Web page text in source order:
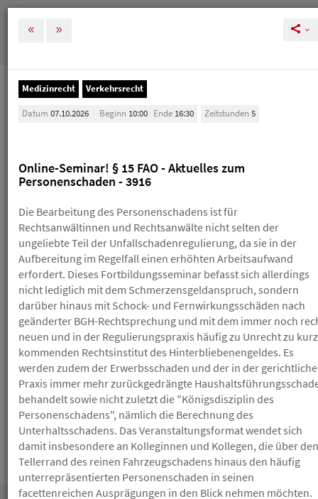
Veranstaltungen
Veranstaltungen
Melden Sie sich rechtzeitig zu unseren
Veranstaltungen an, um Ihre und unsere Planung zu
kostenlosen Absagefrist (in der Regel 10 Tage vor der
Veranstaltung) erhalten Sie einen Gutschein, den Sie
innerhalb eines Jahres für die Buchung eines neuen
HAV-Seminars einlösen können. Sollte Ihnen das
Skript schon zugegangen sein, erhalten Sie einen
Gutschein über die Hälfte des Teilnahmebetrags.
Wenn Sie einen Gutschein erhalten, ist der
ursprüngliche Teilnahmebetrag trotzdem fällig. Einen
Gutschein erhalten Sie nicht bei Nichterscheinen
ohne vorherige Absage. Die Anmeldung zu einer
kulturellen/ gesellschaftlichen Veranstaltung ist
verbindlich und nicht mehr kostenlos stornierbar.
Die Teilnahmebedingungen finden Siehier .
Medizinrecht Verkehrsrecht
Datum 07.10.2026 Beginn 10:00 Ende 16:30 Zeitstunden 5
Online-Seminar! § 15 FAO - Aktuelles zum
Personenschaden - 3916
Die Bearbeitung des Personenschadens ist für
Rechtsanwältinnen und Rechtsanwälte nicht selten der
ungeliebte Teil der Unfallschadenregulierung, da sie in der
Aufbereitung im Regelfall einen erhöhten Arbeitsaufwand
erfordert. Dieses Fortbildungsseminar befasst sich allerdings
nicht lediglich mit dem Schmerzensgeldanspruch, sondern
darüber hinaus mit Schock- und Fernwirkungsschäden nach
geänderter BGH-Rechtsprechung und mit dem immer noch
neuen und in der Regulierungspraxis häufig zu Unrecht zu kurz
kommenden Rechtsinstitut des Hinterbliebenengeldes. Es
werden zudem der Erwerbsschaden und der in der
Praxis immer mehr zurückgedrängte
behandelt sowie nicht zuletzt die "Königsdisziplin des
Personenschadens", nämlich die Berechnung des
Unterhaltsschadens. Das Veranstaltungsformat wendet sich
damit insbesondere an Kolleginnen und Kollegen, die über den
Tellerrand des reinen Fahrzeugschadens hinaus den häufig
unterrepräsentierten Personenschaden in seinen
facettenreichen Ausprägungen in den Blick nehmen möchten.